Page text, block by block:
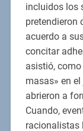
incluidos los
pretendieron
acuerdo a
concitar
asistió,
masas» en
abrieron a
Cuando,
racionalistas